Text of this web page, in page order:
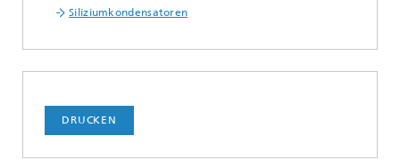
Siliziumkondensatoren
DRUCKEN